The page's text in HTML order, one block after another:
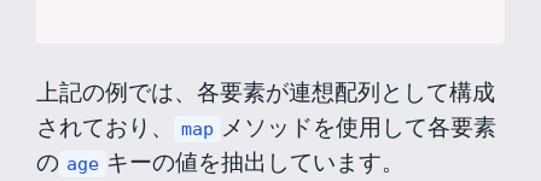
上記の例では、各要素が連想配列として構成
されており、
map メソッドを使用して各要素
の age キーの値を抽出しています。